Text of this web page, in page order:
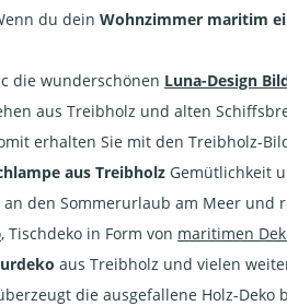
du dein Wohnzimmer maritim
die wunderschönen Luna-Design
aus Treibholz und alten
erhalten Sie mit den Treibholz-
aus Treibholz Gemütlichkeit
den Sommerurlaub am Meer und
, Tischdeko in Form von maritimen
aus Treibholz und vielen
die ausgefallene Holz-Deko